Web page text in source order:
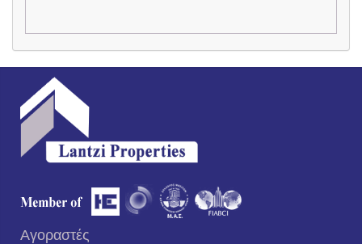
Αγοραστές